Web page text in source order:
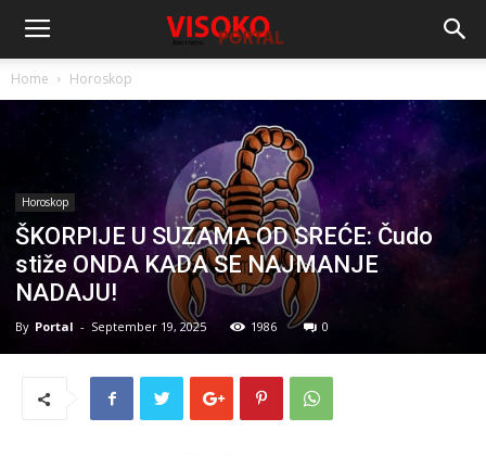
Home Horoskop
Horoskop
ŠKORPIJE U SUZAMA OD SREĆE: Čudo
stiže ONDA KADA SE NAJMANJE
NADAJU!
By Portal - September 19, 2025 1986 0